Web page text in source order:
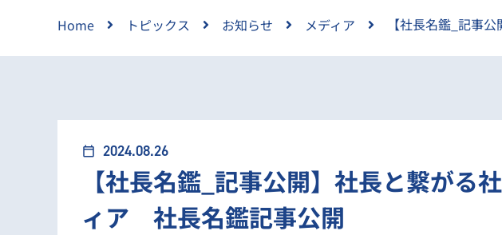
Home トピックス お知らせ メディア 【社長名鑑_記事
calendar_today 2024.08.26
【社長名鑑_記事公開】社長と繋がる
ィア 社長名鑑記事公開